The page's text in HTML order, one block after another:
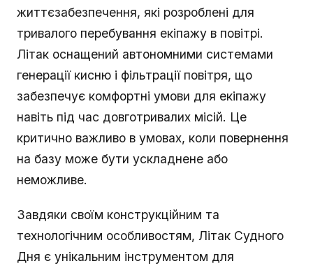
життєзабезпечення, які розроблені для
тривалого перебування екіпажу в повітрі.
Літак оснащений автономними системами
генерації кисню і фільтрації повітря, що
забезпечує комфортні умови для екіпажу
навіть під час довготривалих місій. Це
критично важливо в умовах, коли повернення
на базу може бути ускладнене або
неможливе.
Завдяки своїм конструкційним та
технологічним особливостям, Літак Судного
Дня є унікальним інструментом для